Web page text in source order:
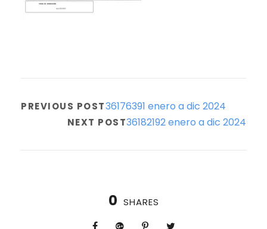
PREVIOUS POST36176391 enero a dic 2024
NEXT POST36182192 enero a dic 2024
0 SHARES